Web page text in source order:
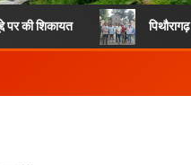
पिथौरागढ़ में 30000